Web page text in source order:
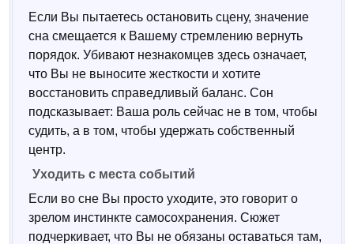
Если Вы пытаетесь остановить сцену, значение
сна смещается к Вашему стремлению вернуть
порядок. Убивают незнакомцев здесь означает,
что Вы не выносите жесткости и хотите
восстановить справедливый баланс. Сон
подсказывает: Ваша роль сейчас не в том, чтобы
судить, а в том, чтобы удержать собственный
центр.
Уходить с места событий
Если во сне Вы просто уходите, это говорит о
зрелом инстинкте самосохранения. Сюжет
подчеркивает, что Вы не обязаны оставаться там,